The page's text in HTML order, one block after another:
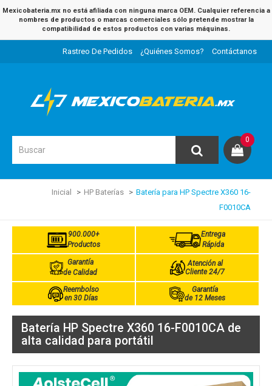
Mexicobateria.mx no está afiliada con ninguna marca OEM. Cualquier referencia a
nombres de productos o marcas comerciales sólo pretende mostrar la
compatibilidad de estos productos con varias máquinas.
Rastreo De Pedidos ¿Quiénes Somos? Contáctanos
0
Inicial HP Baterías
Batería para HP Spectre X360 16-
F0010CA
900.000+
Productos
Entrega
Rápida
Garantía
de Calidad
Atención al
Cliente 24/7
Reembolso
en 30 Días
Garantía
de 12 Meses
Batería HP Spectre X360 16-F0010CA de
alta calidad para portátil